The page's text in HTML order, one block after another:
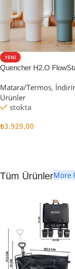
YENI
Quencher H2.O
Matara/Termos,
Ürünler
stokta
₺3.929,00
Tüm ÜrünlerMore